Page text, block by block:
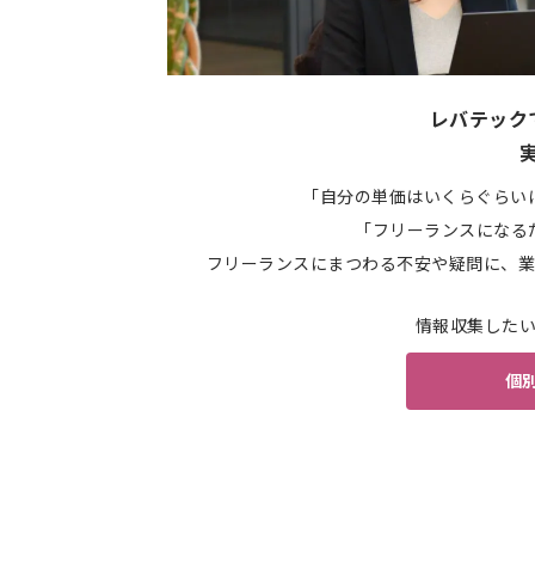
レバテッ
「自分の単価はいくらぐら
「フリーランスにな
フリーランスにまつわる不安や疑問に、
情報収集した
個